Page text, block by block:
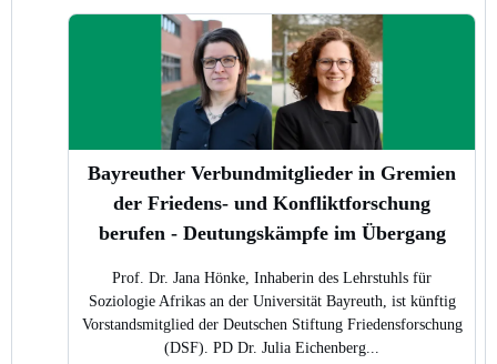
Bayreuther Verbundmitglieder in Gremien
der Friedens- und Konfliktforschung
berufen - Deutungskämpfe im Übergang
Prof. Dr. Jana Hönke, Inhaberin des Lehrstuhls für
Soziologie Afrikas an der Universität Bayreuth, ist künftig
Vorstandsmitglied der Deutschen Stiftung Friedensforschung
(DSF). PD Dr. Julia Eichenberg...